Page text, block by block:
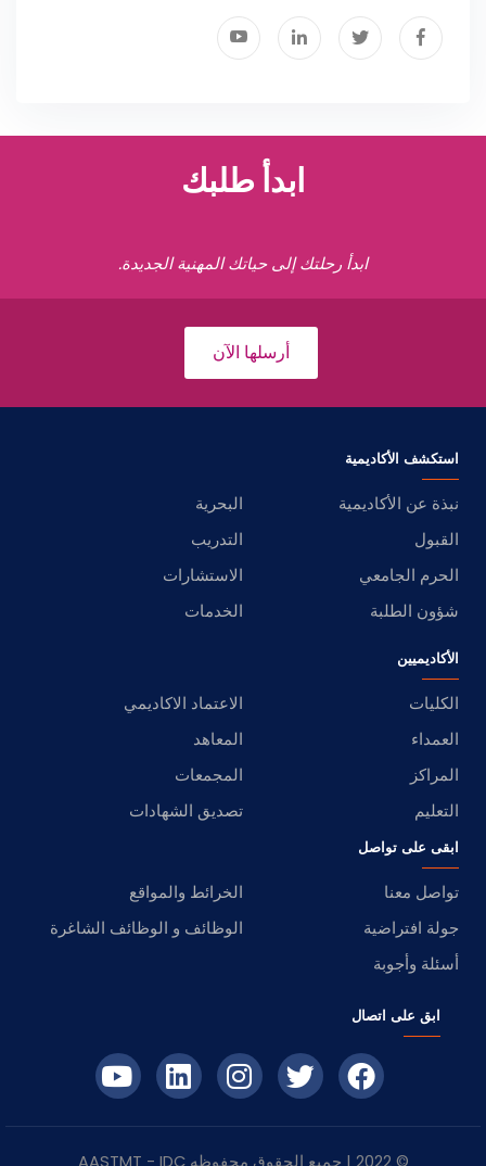
ابدأ طلبك
ابدأ رحلتك إلى حياتك المهنية الجديدة.
أرسلها الآن
استكشف الأكاديمية
نبذة عن الأكاديمية
البحرية
القبول
التدريب
الحرم الجامعي
الاستشارات
شؤون الطلبة
الخدمات
الأكاديميين
الكليات
الاعتماد الاكاديمي
العمداء
المعاهد
المراكز
المجمعات
التعليم
تصديق الشهادات
ابقى على تواصل
تواصل معنا
الخرائط والمواقع
جولة افتراضية
الوظائف و الوظائف الشاغرة
أسئلة وأجوبة
ابق على اتصال
© 2022 | جميع الحقوق محفوظه IDC
- AASTMT